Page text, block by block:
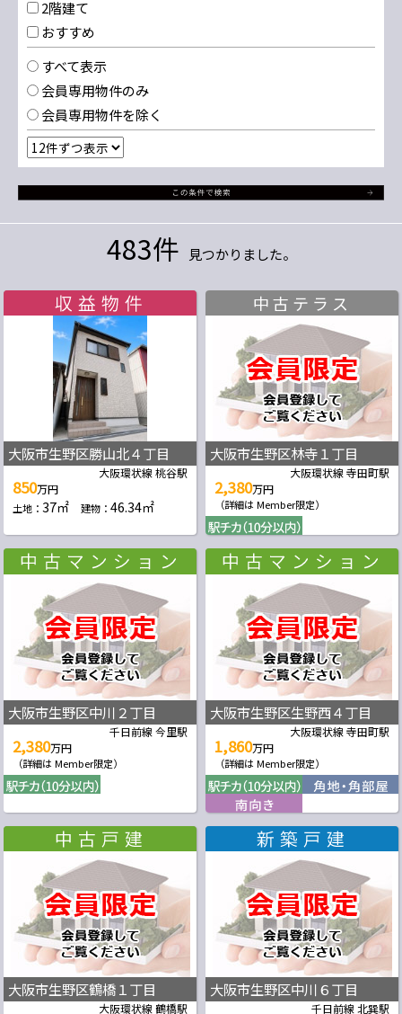
2階建て
おすすめ
すべて表示
会員専用物件のみ
会員専用物件を除く
483件 見つかりました。
大阪市生野区勝山北４丁目
大阪環状線 桃谷駅
850万円
土地： 37㎡ 建物： 46.34㎡
中古テラス
大阪市生野区林寺１丁目
大阪環状線 寺田町駅
2,380万円
（詳細は Member限定）
大阪市生野区中川２丁目
千日前線 今里駅
2,380万円
（詳細は Member限定）
大阪市生野区生野西４丁目
大阪環状線 寺田町駅
1,860万円
（詳細は Member限定）
大阪市生野区鶴橋１丁目
大阪環状線 鶴橋駅
大阪市生野区中川６丁目
千日前線 北巽駅